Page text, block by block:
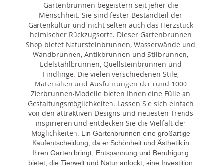
Gartenbrunnen begeistern seit jeher die
Menschheit. Sie sind fester Bestandteil der
Gartenkultur und nicht selten auch das Herzstück
heimischer Rückzugsorte. Dieser Gartenbrunnen
Shop bietet Natursteinbrunnen, Wasserwände und
Wandbrunnen, Antikbrunnen und Stilbrunnen,
Edelstahlbrunnen, Quellsteinbrunnen und
Findlinge. Die vielen verschiedenen Stile,
Materialien und Ausführungen der rund 1000
Zierbrunnen-Modelle bieten Ihnen eine Fülle an
Gestaltungsmöglichkeiten. Lassen Sie sich einfach
von den attraktiven Designs und neuesten Trends
inspirieren und entdecken Sie die Vielfalt der
Möglichkeiten. Ein Gartenbrunnen eine großartige
Kaufentscheidung, da er Schönheit und Ästhetik in
Ihren Garten bringt, Entspannung und Beruhigung
bietet, die Tierwelt und Natur anlockt, eine Investition